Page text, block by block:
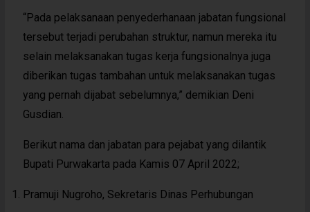
“Pada pelaksanaan penyederhanaan jabatan fungsional
tersebut terjadi perubahan struktur, namun mereka itu
selain melaksanakan tugas kerja fungsionalnya juga
diberikan tugas tambahan untuk melaksanakan tugas
yang pernah dijabat sebelumnya,” demikian Deni
Gusdian.
Berikut nama dan jabatan para pejabat yang dilantik
Bupati Purwakarta pada Kamis 07 April 2022;
Pramuji Nugroho, Sekretaris Dinas Perhubungan